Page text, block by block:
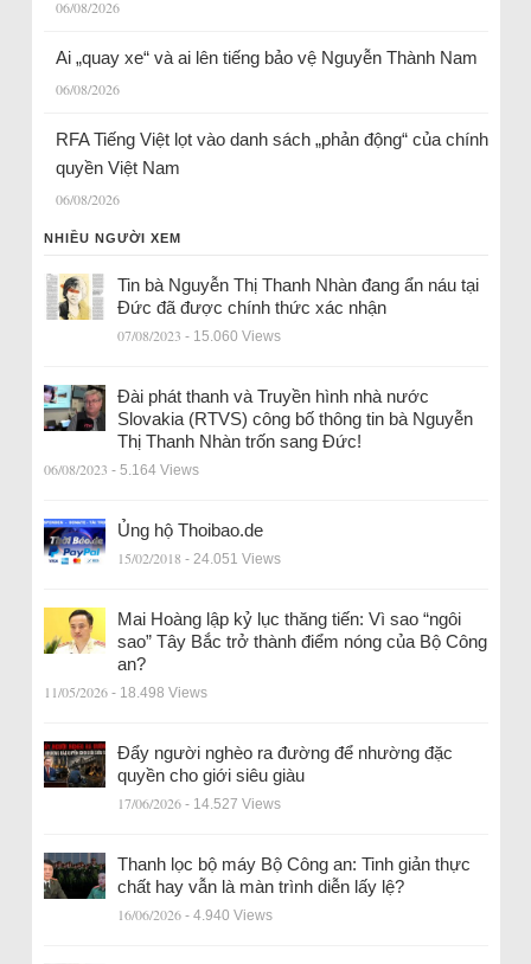
06/08/2026
Ai „quay xe“ và ai lên tiếng bảo vệ Nguyễn Thành Nam
06/08/2026
RFA Tiếng Việt lọt vào danh sách „phản động“ của chính
quyền Việt Nam
06/08/2026
NHIỀU NGƯỜI XEM
Tin bà Nguyễn Thị Thanh Nhàn đang ẩn náu tại
Đức đã được chính thức xác nhận
07/08/2023 - 15.060 Views
Đài phát thanh và Truyền hình nhà nước
Slovakia (RTVS) công bố thông tin bà Nguyễn
Thị Thanh Nhàn trốn sang Đức!
06/08/2023 - 5.164 Views
Ủng hộ Thoibao.de
15/02/2018 - 24.051 Views
Mai Hoàng lập kỷ lục thăng tiến: Vì sao “ngôi
sao” Tây Bắc trở thành điểm nóng của Bộ Công
an?
11/05/2026 - 18.498 Views
Đẩy người nghèo ra đường để nhường đặc
quyền cho giới siêu giàu
17/06/2026 - 14.527 Views
Thanh lọc bộ máy Bộ Công an: Tinh giản thực
chất hay vẫn là màn trình diễn lấy lệ?
16/06/2026 - 4.940 Views